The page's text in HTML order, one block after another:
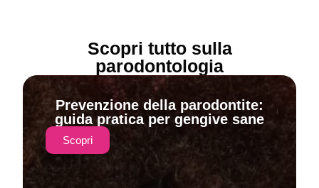
Scopri tutto sulla
parodontologia
Prevenzione della parodontite:
guida pratica per gengive sane
Scopri